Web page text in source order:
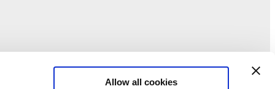
Allow all cookies